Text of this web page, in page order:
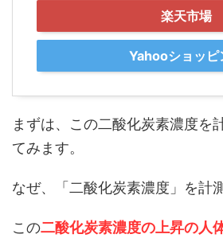
楽天市場
Yahooショッピ
まずは、この二酸化炭素濃度を
てみます。
なぜ、「二酸化炭素濃度」を計
この二酸化炭素濃度の上昇の人